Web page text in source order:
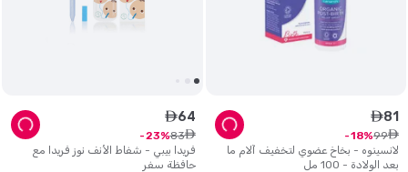
لانسينوه - بخاخ عضوي لتخفيف آلام ما
بعد الولادة - 100 مل
ê81
ê
99
18
فريدا بيبي - شفاط الأنف نوز فريدا مع
حافظة سفر
ê64
ê
83
23